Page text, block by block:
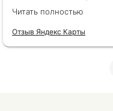
сотруднику Анне
Желаю процветания,
рекомендовать.
Читать полностью
Отзыв Яндекс Карты